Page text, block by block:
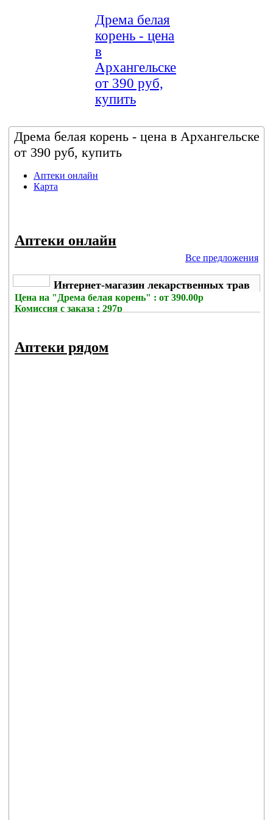
Дрема белая
корень - цена
в
Архангельске
от 390 руб,
купить
Дрема белая корень - цена в Архангельске
от 390 руб, купить
Аптеки онлайн
Карта
Аптеки онлайн
Все предложения
Интернет-магазин лекарственных трав
Цена на "Дрема белая корень" : от 390.00р
Комиссия с заказа : 297р
Аптеки рядом